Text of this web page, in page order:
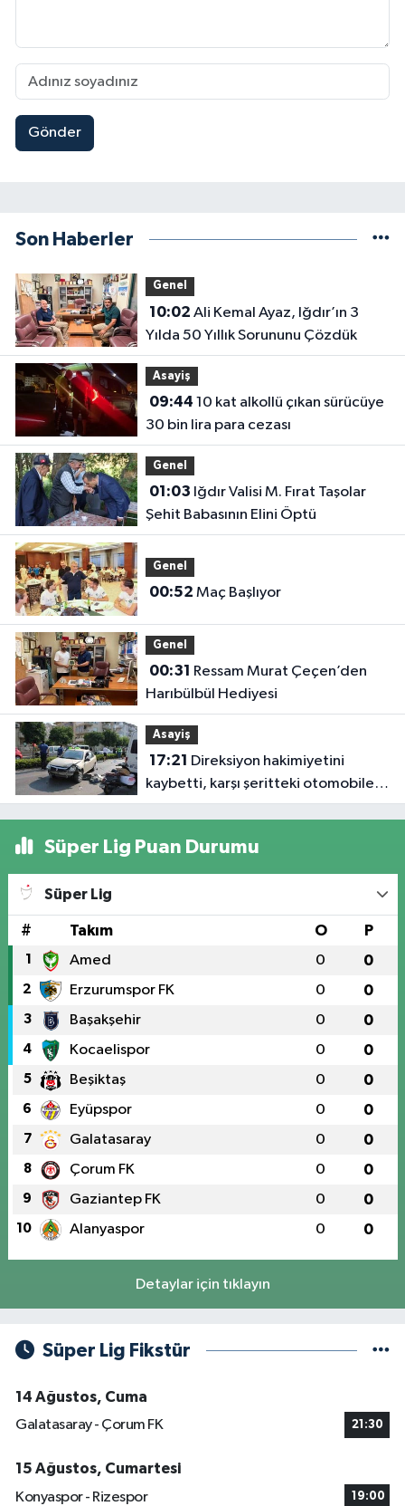
Gönder
Son Haberler
Genel
10:02
Yılda 50 Yıllık Sorununu Çözdük
Asayiş
09:44
30 bin lira para cezası
Genel
01:03
Şehit Babasının Elini Öptü
Genel
00:52 Maç Başlıyor
Genel
00:31
Harıbülbül Hediyesi
Asayiş
17:21
kaybetti, karşı şeritteki otomobile
çarptı
Süper Lig Puan Durumu
Süper Lig
# Takım O P
1 Amed 0 0
2 Erzurumspor FK 0 0
3 Başakşehir 0 0
4 Kocaelispor 0 0
5 Beşiktaş 0 0
6 Eyüpspor 0 0
7 Galatasaray 0 0
8 Çorum FK 0 0
9 Gaziantep FK 0 0
10 Alanyaspor 0 0
Detaylar için tıklayın
Süper Lig Fikstür
14 Ağustos, Cuma
Galatasaray - Çorum FK
21:30
15 Ağustos, Cumartesi
Konyaspor - Rizespor
19:00